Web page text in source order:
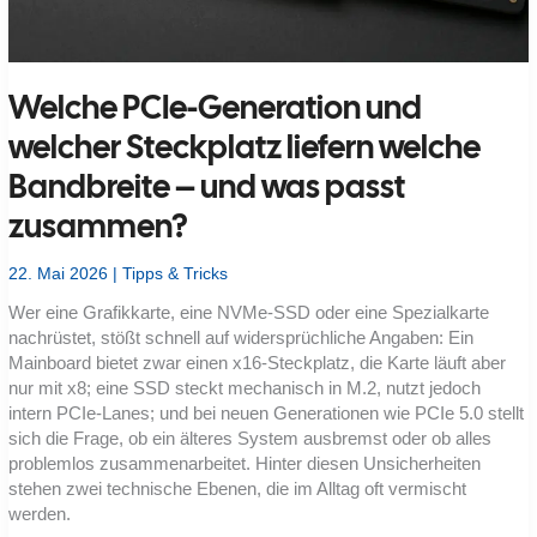
Welche PCIe-Generation und
welcher Steckplatz liefern welche
Bandbreite – und was passt
zusammen?
22. Mai 2026 |Tipps & Tricks
Wer eine Grafikkarte, eine NVMe-SSD oder eine Spezialkarte
nachrüstet, stößt schnell auf widersprüchliche Angaben: Ein
Mainboard bietet zwar einen x16-Steckplatz, die Karte läuft aber
nur mit x8; eine SSD steckt mechanisch in M.2, nutzt jedoch
intern PCIe-Lanes; und bei neuen Generationen wie PCIe 5.0 stellt
sich die Frage, ob ein älteres System ausbremst oder ob alles
problemlos zusammenarbeitet. Hinter diesen Unsicherheiten
stehen zwei technische Ebenen, die im Alltag oft vermischt
werden.